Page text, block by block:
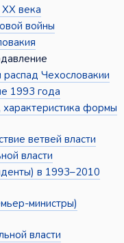
века
войны
Чехословакии
1993 года
формы
ветвей власти
власти
в 1993–2010
министры)
власти